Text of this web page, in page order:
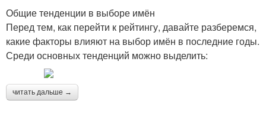
Общие тенденции в выборе имён
Перед тем, как перейти к рейтингу, давайте разберемся,
какие факторы влияют на выбор имён в последние годы.
Среди основных тенденций можно выделить:
читать дальше →